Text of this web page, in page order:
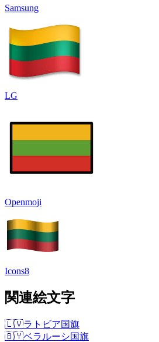
Samsung
LG
Openmoji
Icons8
関連絵文字
🇱🇻ラトビア国旗
🇧🇾ベラルーシ国旗